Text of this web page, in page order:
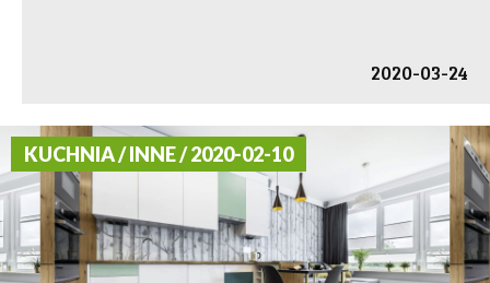
2020-03-24
KUCHNIA / INNE / 2020-02-10